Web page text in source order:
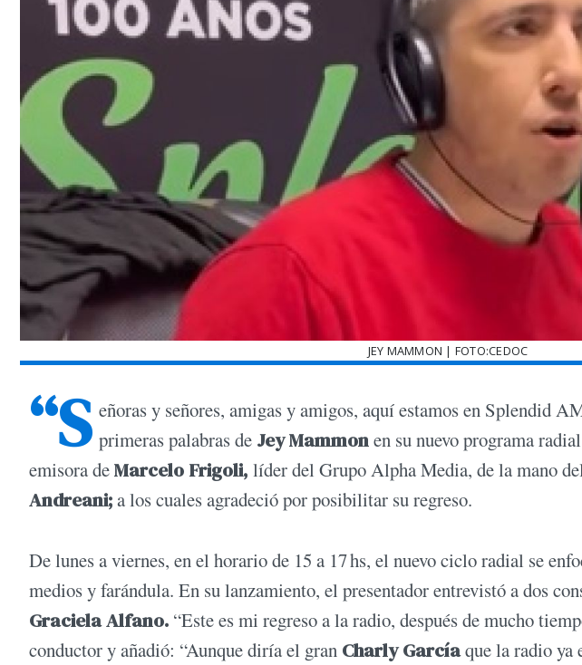
JEY MAMMON | FOTO:CEDOC
“S eñoras y señores, amigas y amigos, aquí estamos en Splendid
primeras palabras de Jey Mammonen su nuevo programa
emisora deMarcelo Frigoli, líder del Grupo Alpha Media, de la mano
Andreani;a los cuales agradeció por posibilitar su regreso.
De lunes a viernes, en el horario de 15 a 17 hs, el nuevo ciclo radial se
medios y farándula. En su lanzamiento, el presentador entrevistó a dos
Graciela Alfano. “Este es mi regreso a la radio, después de mucho
conductor y añadió: “Aunque diría el gran Charly Garcíaque la radio ya